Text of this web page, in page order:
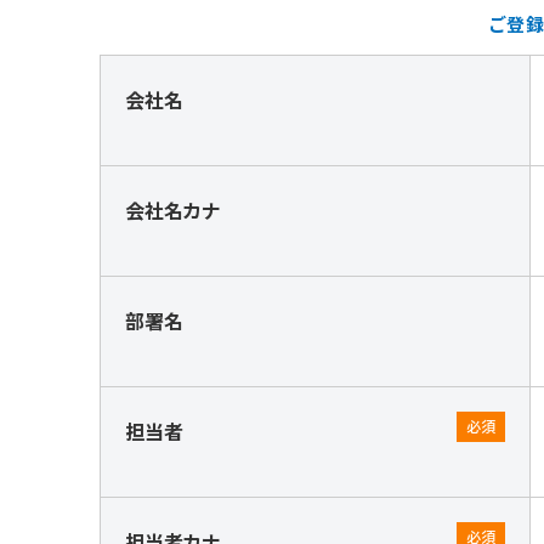
会社名
会社名カナ
部署名
担当者